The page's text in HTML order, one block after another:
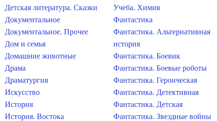
Детская литература. Сказки
Документальное
Документальное. Прочее
Дом и семья
Домашние животные
Драма
Драматургия
Искусство
История
История. Востока
Учеба. Химия
Фантастика
Фантастика. Альтернативная
история
Фантастика. Боевик
Фантастика. Боевые роботы
Фантастика. Героическая
Фантастика. Детективная
Фантастика. Детская
Фантастика. Звездные войны